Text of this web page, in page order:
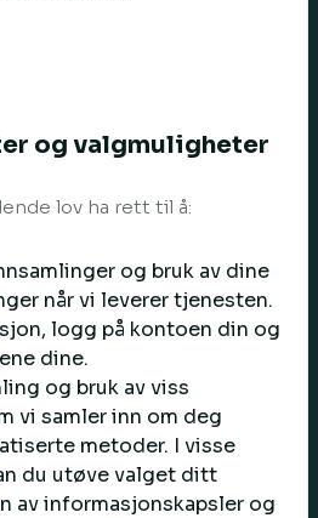
og valgmuligheter
lov ha rett til å:
og bruk av dine
når vi leverer tjenesten.
logg på kontoen din og
dine.
og bruk av viss
vi samler inn om deg
metoder. I visse
du utøve valget ditt
av informasjonskapsler og